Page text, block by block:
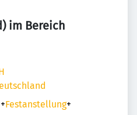
im Bereich
+Festanstellung+